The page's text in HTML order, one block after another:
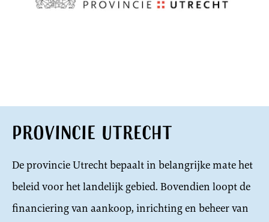
Provincie Utrecht
De provincie Utrecht bepaalt in belangrijke mate het
beleid voor het landelijk gebied. Bovendien loopt de
financiering van aankoop, inrichting en beheer van